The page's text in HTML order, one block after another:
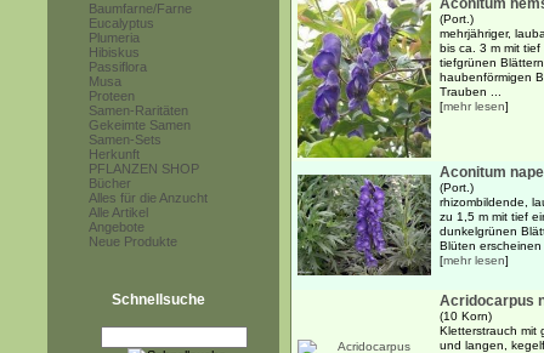
Baumfarne/Farne
Eucalyptus
Plumeria
Hibiskus
Passiflora
Musa
Proteen
Samen-Raritäten
Gekeimte Samen
Samen-Sets
Herkunft
PFLANZEN SHOP
Bücher
Alles für die Anzucht
Alle Artikel
Angebote
Neue Produkte
Schnellsuche
Aconitum
(Port.)
mehrjähriger,
bis ca. 3 m mit
tiefgrünen
haubenförmigen
Trauben ...
[mehr lesen]
Aconitum
(Port.)
rhizombildende,
zu 1,5 m mit tief
dunkelgrünen
Blüten
[mehr lesen]
Acridocarpus
(10 Korn)
Kletterstrauch mit
und langen,